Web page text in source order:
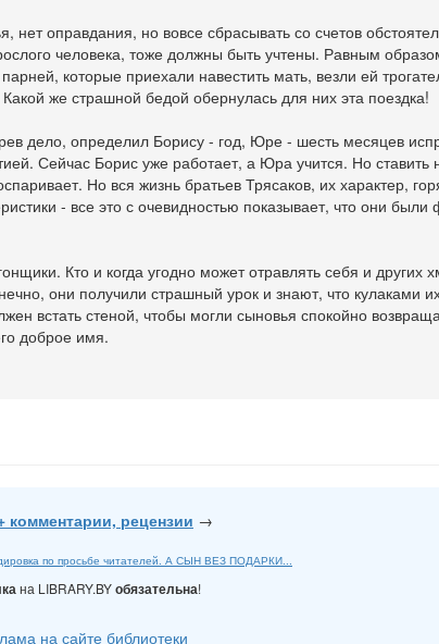
нет оправдания, но вовсе сбрасывать со счетов
человека, тоже должны быть учтены. Равным
которые приехали навестить мать, везли ей
же страшной бедой обернулась для них эта поездка!
дело, определил Борису - год, Юре - шесть месяцев
Сейчас Борис уже работает, а Юра учится. Но ставить
Но вся жизнь братьев Трясаков, их характер,
- все это с очевидностью показывает, что они
Кто и когда угодно может отравлять себя и других
они получили страшный урок и знают, что кулаками
встать стеной, чтобы могли сыновья спокойно
доброе имя.
комментарии, рецензии →
по просьбе читателей. А СЫН ВЕЗ ПОДАРКИ...
на LIBRARY.BYобязательна!